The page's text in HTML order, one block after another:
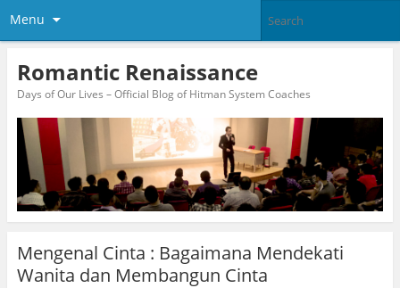
Menu
Romantic Renaissance
Days of Our Lives – Official Blog of Hitman System Coaches
Mengenal Cinta : Bagaimana Mendekati
Wanita dan Membangun Cinta